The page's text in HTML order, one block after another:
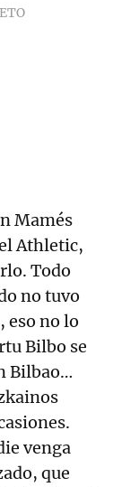
Mamés
Athletic,
Todo
no tuvo
eso no lo
Bilbo se
Bilbao…
venga
que